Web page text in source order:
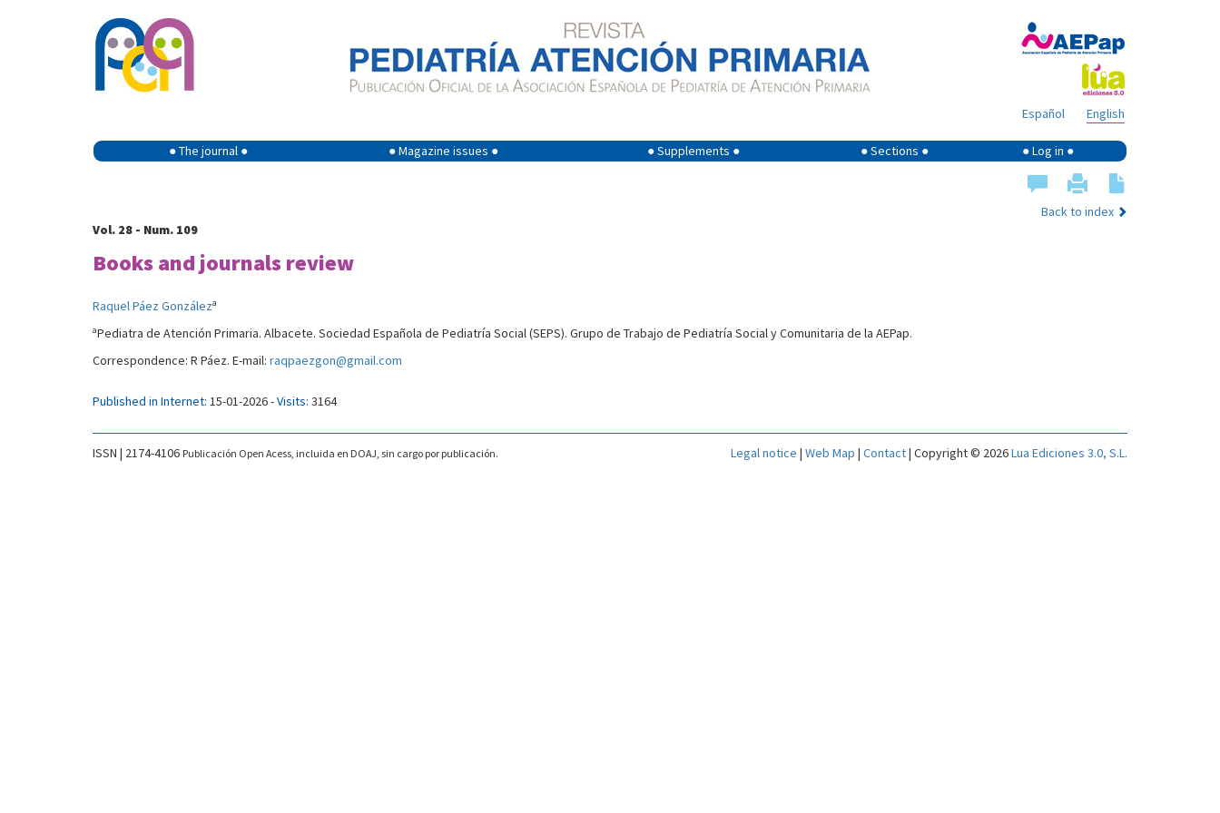
English
Español
● The journal ● ● Magazine issues ● ● Supplements ● ● Sections ● ● Log in ●
Back to index
Vol. 28 - Num. 109
Books and journals review
Raquel Páez Gonzáleza
aPediatra de Atención Primaria. Albacete. Sociedad Española de Pediatría Social (SEPS). Grupo de Trabajo de Pediatría Social y Comunitaria de la AEPap.
Correspondence: R Páez. E-mail: raqpaezgon@gmail.com
Published in Internet: 15-01-2026 -Visits: 3164
ISSN | 2174-4106 Publicación Open Acess, incluida en DOAJ, sin cargo por publicación. Legal notice | Web Map | Contact| Copyright © 2026Lua Ediciones 3.0, S.L.